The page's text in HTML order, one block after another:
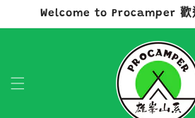
跳至內容
Welcome to Procamper 歡